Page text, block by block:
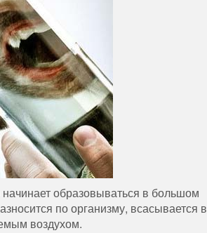
образовываться в большом
по организму, всасывается в
воздухом.